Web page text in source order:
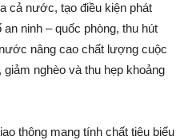
cả nước, tạo điều kiện phát
ninh – quốc phòng, thu hút
nâng cao chất lượng cuộc
nghèo và thu hẹp khoảng
thông mang tính chất tiêu biểu